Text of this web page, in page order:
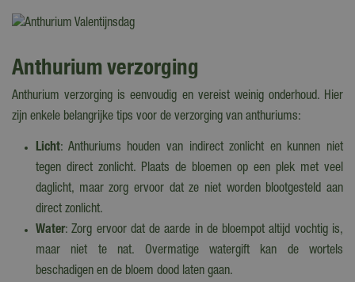
Anthurium verzorging
Anthurium verzorging is eenvoudig en vereist weinig onderhoud. Hier
zijn enkele belangrijke tips voor de verzorging van anthuriums:
Licht: Anthuriums houden van indirect zonlicht en kunnen niet
tegen direct zonlicht. Plaats de bloemen op een plek met veel
daglicht, maar zorg ervoor dat ze niet worden blootgesteld aan
direct zonlicht.
Water: Zorg ervoor dat de aarde in de bloempot altijd vochtig is,
maar niet te nat. Overmatige watergift kan de wortels
beschadigen en de bloem dood laten gaan.